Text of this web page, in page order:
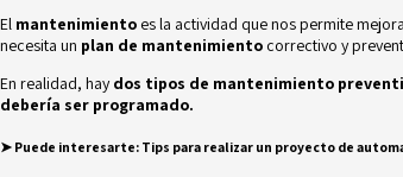
El mantenimiento es la actividad que nos permite
necesita un plan de mantenimiento correctivo y
En realidad, haydos tipos de mantenimiento
debería ser programado.
➤ Puede interesarte: Tips para realizar un proyecto de